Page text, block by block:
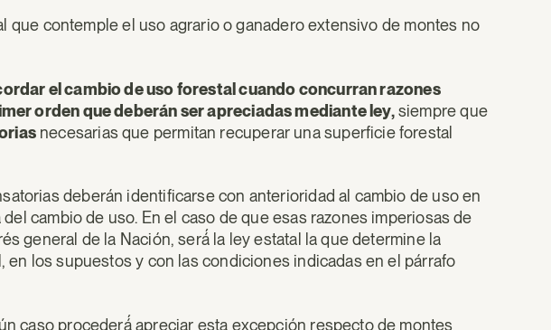
que contemple el uso agrario o ganadero extensivo de montes no
el cambio de uso forestal cuando concurran razones
orden que deberán ser apreciadas mediante ley,siempre que
necesarias que permitan recuperar una superficie forestal
deberán identificarse con anterioridad al cambio de uso en
cambio de uso. En el caso de que esas razones imperiosas de
general de la Nación, será́ la ley estatal la que determine la
en los supuestos y con las condiciones indicadas en el párrafo
caso procederá́ apreciar esta excepción respecto de montes